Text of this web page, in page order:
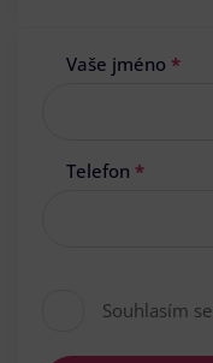
Vaše jméno *
Telefon *
Souhlasím se